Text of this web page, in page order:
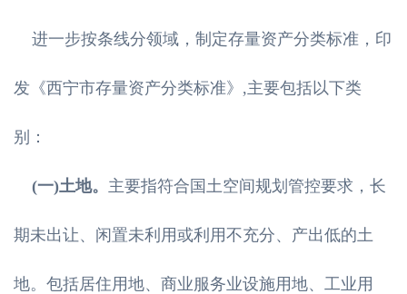
进一步按条线分领域，制定存量资产分类标准，印
发《西宁市存量资产分类标准》,主要包括以下类
别：
(一)土地。 主要指符合国土空间规划管控要求，长
期未出让、闲置未利用或利用不充分、产出低的土
地。包括居住用地、商业服务业设施用地、工业用